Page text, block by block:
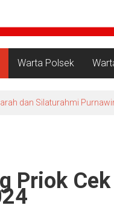
Warta Polsek
dan Silaturahmi
Priok Cek